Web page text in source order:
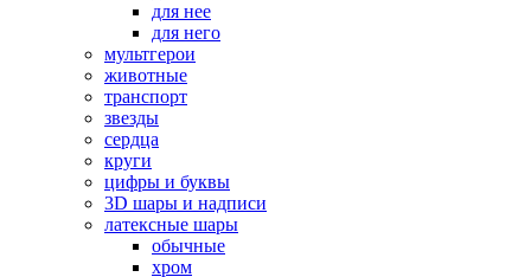
для нее
для него
мультгерои
животные
транспорт
звезды
сердца
круги
цифры и буквы
3D шары и надписи
латексные шары
обычные
хром